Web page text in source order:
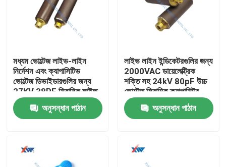
মধ্যম ভোল্টেজ লাইভ-লাইন
নির্দেশন এবং ক্যাপাসিটিভ
ভোল্টেজ ডিভাইডারগুলির জন্য
27KV 38PF সিরামিক লাইভ
লাইন ক্যাপাসিটর
অনুসন্ধান পাঠান
লাইভ লাইন ইন্ডিকেটরগুলির জন্য
2000VAC ডায়েলেক্ট্রিক
শক্তি সহ 24kV 80pF উচ্চ
ভোল্টেজ সিরামিক ক্যাপাসিটর
অনুসন্ধান পাঠান